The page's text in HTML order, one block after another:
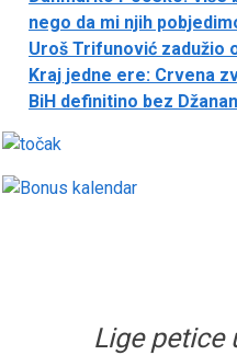
nego da mi njih
Uroš Trifunović zadužio
Kraj jedne ere: Crvena
BiH definitino bez
Lige petice